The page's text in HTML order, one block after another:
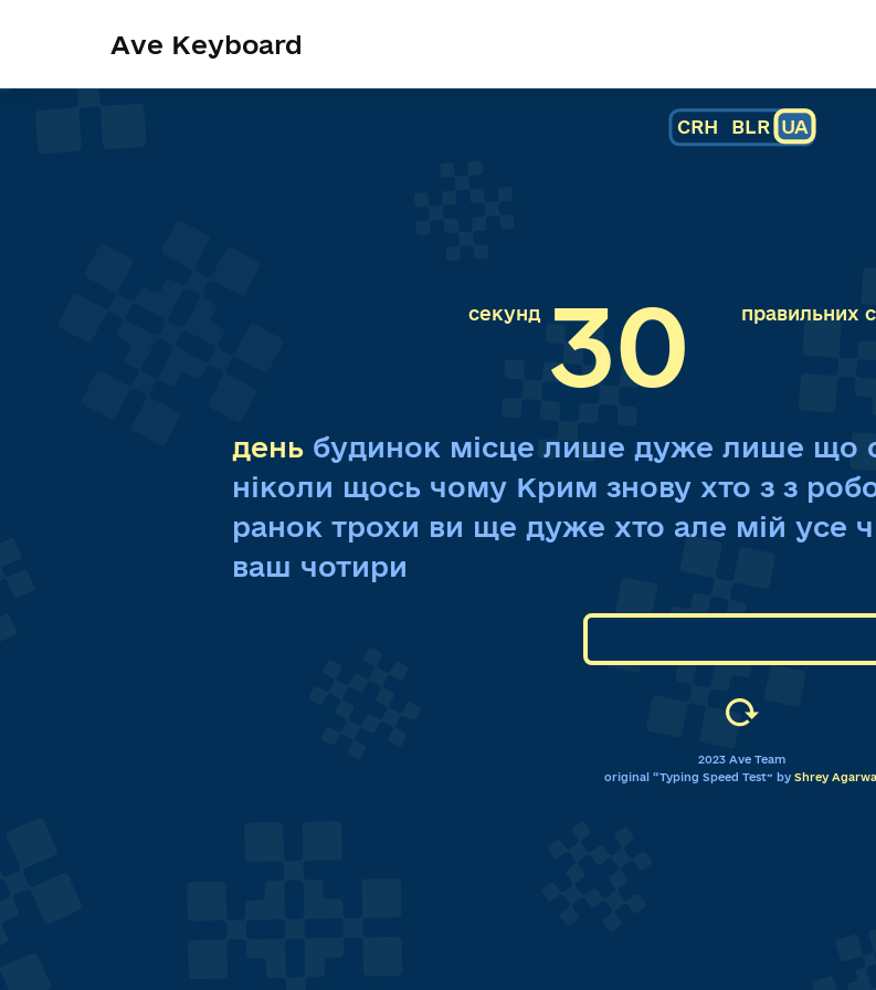
Ave Keyboard
CRH BLR UA
секунд 30 правильних
день будинок місце лише дуже лише що
ніколи щось чому Крим знову хто з з
ранок трохи ви ще дуже хто але мій усе
ваш чотири
2023 Ave Team
original “Typing Speed Test” by Shrey